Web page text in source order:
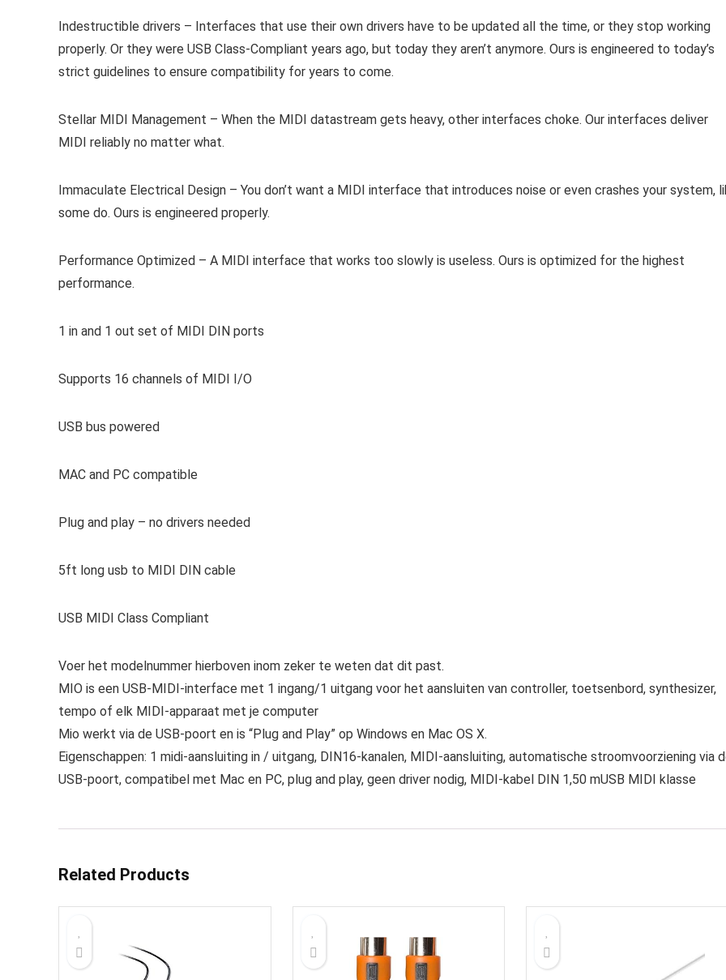
Indestructible drivers – Interfaces that use their own drivers have to be updated all the time, or they stop working
properly. Or they were USB Class-Compliant years ago, but today they aren’t anymore. Ours is engineered to today’s
strict guidelines to ensure compatibility for years to come.
Stellar MIDI Management – When the MIDI datastream gets heavy, other interfaces choke. Our interfaces deliver
MIDI reliably no matter what.
Immaculate Electrical Design – You don’t want a MIDI interface that introduces noise or even crashes your system,
some do. Ours is engineered properly.
Performance Optimized – A MIDI interface that works too slowly is useless. Ours is optimized for the highest
performance.
1 in and 1 out set of MIDI DIN ports
Supports 16 channels of MIDI I/O
USB bus powered
MAC and PC compatible
Plug and play – no drivers needed
5ft long usb to MIDI DIN cable
USB MIDI Class Compliant
Voer het modelnummer hierboven inom zeker te weten dat dit past.
MIO is een USB-MIDI-interface met 1 ingang/1 uitgang voor het aansluiten van controller, toetsenbord, synthesizer,
tempo of elk MIDI-apparaat met je computer
Mio werkt via de USB-poort en is “Plug and Play” op Windows en Mac OS X.
Eigenschappen: 1 midi-aansluiting in / uitgang, DIN16-kanalen, MIDI-aansluiting, automatische stroomvoorziening via
USB-poort, compatibel met Mac en PC, plug and play, geen driver nodig, MIDI-kabel DIN 1,50 mUSB MIDI klasse
Related Products